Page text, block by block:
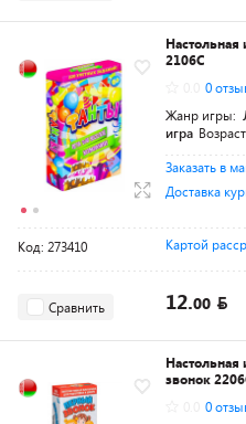
2106C
0
Жанр игры:
игра
Заказать в
Доставка
Код: 273410 Картой
Сравнить 12.00
звонок
0